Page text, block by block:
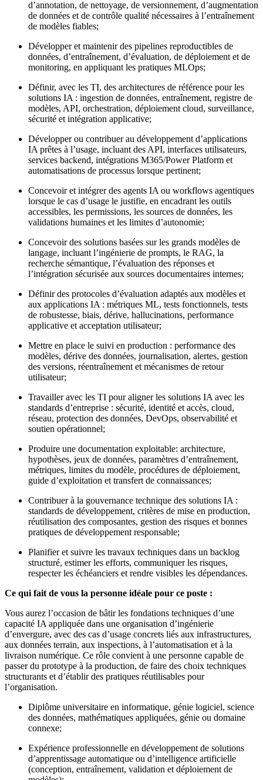
d’annotation, de nettoyage, de versionnement, d’augmentation
de données et de contrôle qualité nécessaires à l’entraînement
de modèles fiables;
Développer et maintenir des pipelines reproductibles de
données, d’entraînement, d’évaluation, de déploiement et de
monitoring, en appliquant les pratiques MLOps;
Définir, avec les TI, des architectures de référence pour les
solutions IA : ingestion de données, entraînement, registre de
modèles, API, orchestration, déploiement cloud, surveillance,
sécurité et intégration applicative;
Développer ou contribuer au développement d’applications
IA prêtes à l’usage, incluant des API, interfaces utilisateurs,
services backend, intégrations M365/Power Platform et
automatisations de processus lorsque pertinent;
Concevoir et intégrer des agents IA ou workflows agentiques
lorsque le cas d’usage le justifie, en encadrant les outils
accessibles, les permissions, les sources de données, les
validations humaines et les limites d’autonomie;
Concevoir des solutions basées sur les grands modèles de
langage, incluant l’ingénierie de prompts, le RAG, la
recherche sémantique, l’évaluation des réponses et
l’intégration sécurisée aux sources documentaires internes;
Définir des protocoles d’évaluation adaptés aux modèles et
aux applications IA : métriques ML, tests fonctionnels, tests
de robustesse, biais, dérive, hallucinations, performance
applicative et acceptation utilisateur;
Mettre en place le suivi en production : performance des
modèles, dérive des données, journalisation, alertes, gestion
des versions, réentraînement et mécanismes de retour
utilisateur;
Travailler avec les TI pour aligner les solutions IA avec les
standards d’entreprise : sécurité, identité et accès, cloud,
réseau, protection des données, DevOps, observabilité et
soutien opérationnel;
Produire une documentation exploitable: architecture,
hypothèses, jeux de données, paramètres d’entraînement,
métriques, limites du modèle, procédures de déploiement,
guide d’exploitation et transfert de connaissances;
Contribuer à la gouvernance technique des solutions IA :
standards de développement, critères de mise en production,
réutilisation des composantes, gestion des risques et bonnes
pratiques de développement responsable;
Planifier et suivre les travaux techniques dans un backlog
structuré, estimer les efforts, communiquer les risques,
respecter les échéanciers et rendre visibles les dépendances.
Ce qui fait de vous la personne idéale pour ce poste :
Vous aurez l’occasion de bâtir les fondations techniques d’une
capacité IA appliquée dans une organisation d’ingénierie
d’envergure, avec des cas d’usage concrets liés aux infrastructures,
aux données terrain, aux inspections, à l’automatisation et à la
livraison numérique. Ce rôle convient à une personne capable de
passer du prototype à la production, de faire des choix techniques
structurants et d’établir des pratiques réutilisables pour
l’organisation.
Diplôme universitaire en informatique, génie logiciel, science
des données, mathématiques appliquées, génie ou domaine
connexe;
Expérience professionnelle en développement de solutions
d’apprentissage automatique ou d’intelligence artificielle
(conception, entraînement, validation et déploiement de